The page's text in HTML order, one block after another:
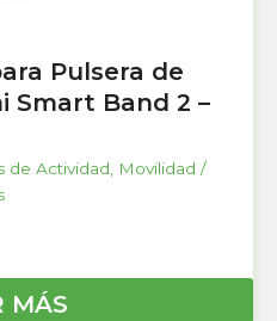
Pulsera de
Smart Band 2 –
de Actividad
Movilidad /
MÁS